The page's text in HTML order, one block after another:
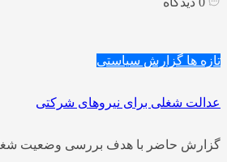
تازه ها گزارش سیاستی
عدالت شغلی برای نیروهای شرکتی
گزارش حاضر با هدف بررسی وضعیت